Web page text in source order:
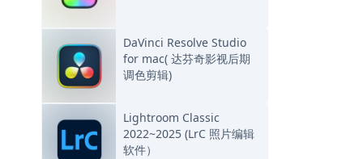
DaVinci Resolve Studio
for mac( 达芬奇影视后期
调色剪辑)
Lightroom Classic
2022~2025 (LrC 照片编辑
软件）